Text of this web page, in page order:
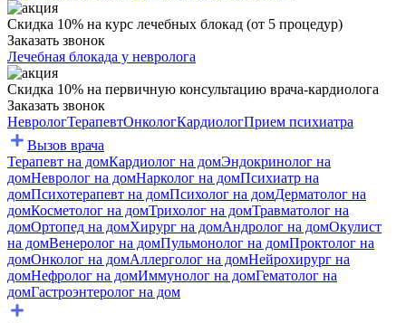
Скидка 10% на курс лечебных блокад (от 5 процедур)
Заказать звонок
Лечебная блокада у невролога
Скидка 10% на первичную консультацию врача-кардиолога
Заказать звонок
НеврологТерапевтОнкологКардиологПрием психиатра
Вызов врача
Терапевт на домКардиолог на домЭндокринолог на
домНевролог на домНарколог на домПсихиатр на
домПсихотерапевт на домПсихолог на домДерматолог на
домКосметолог на домТрихолог на домТравматолог на
домОртопед на домХирург на домАндролог на домОкулист
на домВенеролог на домПульмонолог на домПроктолог на
домОнколог на домАллерголог на домНейрохирург на
домНефролог на домИммунолог на домГематолог на
домГастроэнтеролог на дом